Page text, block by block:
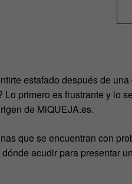
estafado después de
Lo primero es frustrante y lo
de MiQUEJA.es.
que se encuentran con
acudir para presentar